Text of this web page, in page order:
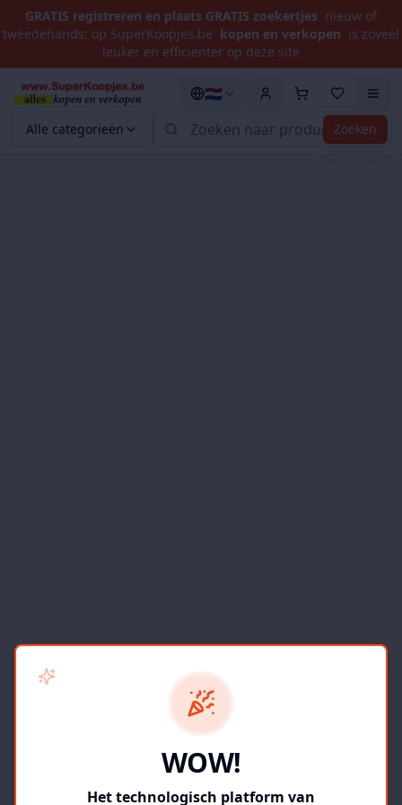
GRATIS registreren en plaats GRATIS zoekertjes nieuw of
tweedehands: op SuperKoopjes.be kopen en verkopen is zoveel
leuker en efficiënter op deze site
Alle categorieën Zoeken
🇳🇱
WOW!
Het technologisch platform van